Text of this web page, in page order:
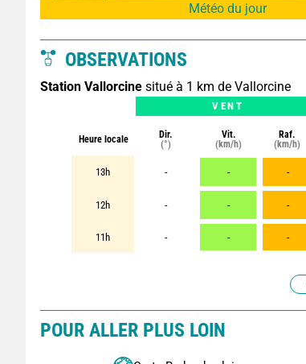
Météo du jour
OBSERVATIONS
Station Vallorcine situé à 1 km de Vallorcine
VENT
Heure locale
Dir.
(°)
Vit.
(km/h)
Raf.
(km/h)
13h - - -
12h - - -
11h - - -
POUR ALLER PLUS LOIN